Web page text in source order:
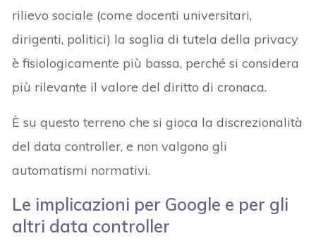
rilievo sociale (come docenti universitari,
dirigenti, politici) la soglia di tutela della privacy
è fisiologicamente più bassa, perché si considera
più rilevante il valore del diritto di cronaca.
È su questo terreno che si gioca la discrezionalità
del data controller, e non valgono gli
automatismi normativi.
Le implicazioni per Google e per gli
altri data controller